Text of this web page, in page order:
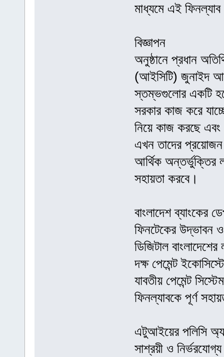
মাধ্যমে এই
বিজ্ঞাপন
অনুষ্ঠানে প্রধান
(আইসিটি) জুনাইদ
স্তম্ভগুলোর একটি
সরকার কাজ করে
নিয়ে কাজ করছে এবং
এখন তাদের প্রয়োজন
আর্থিক অন্তর্ভুক্তির
সহায়তা করবে।
বাংলাদেশ ব্যাংকের
ফিনটেকের উদ্ভাবন
ডিজিটাল
দক্ষ পেমেন্ট
যাবতীয় পেমেন্ট
ফিনল্যাবকে পূর্ণ
এটুআইয়ের পলিসি
সাশ্রয়ী ও